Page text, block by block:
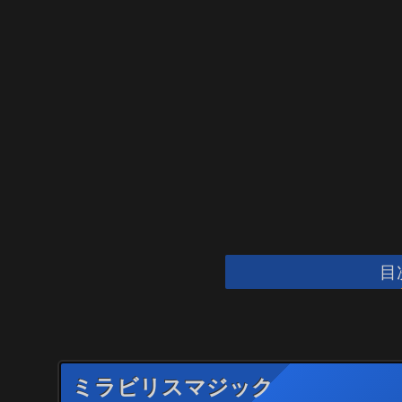
目
ミラビリスマジック